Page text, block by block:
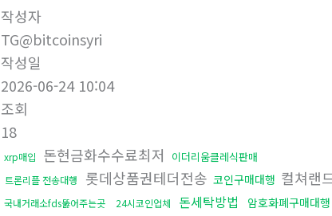
작성자
TG@bitcoinsyri
작성일
2026-06-24 10:04
조회
18
xrp매입 돈현금화수수료최저 이더리움클레식판매
트론리플 전송대행 롯데상품권테더전송 코인구매대행 컬쳐랜
국내거래소fds뚫어주는곳 24시코인업체 돈세탁방법 암호화폐구매대행